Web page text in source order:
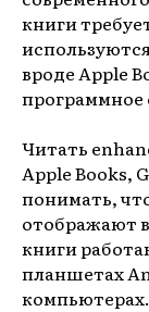
книги
вроде Apple
программное
Читать
Apple Books,
понимать,
отображают
книги
планшетах
компьютерах.